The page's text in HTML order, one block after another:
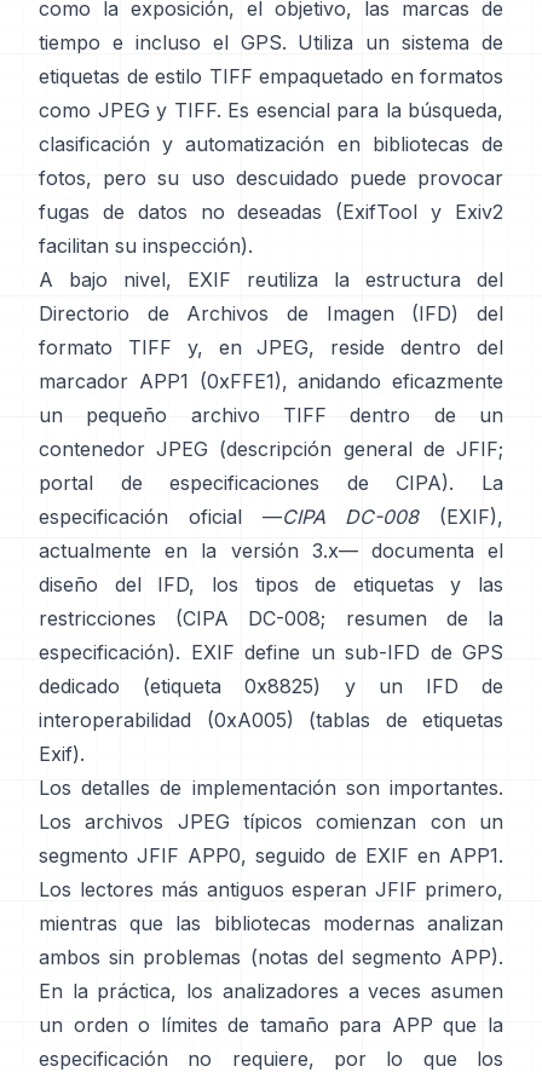
como la exposición, el objetivo, las marcas de
tiempo e incluso el GPS. Utiliza un sistema de
etiquetas de estilo TIFF empaquetado en formatos
como JPEG y TIFF. Es esencial para la búsqueda,
clasificación y automatización en bibliotecas de
fotos, pero su uso descuidado puede provocar
fugas de datos no deseadas (ExifTool y Exiv2
facilitan su inspección).
A bajo nivel, EXIF reutiliza la estructura del
Directorio de Archivos de Imagen (IFD) del
formato TIFF y, en JPEG, reside dentro del
marcador APP1 (0xFFE1), anidando eficazmente
un pequeño archivo TIFF dentro de un
contenedor JPEG (descripción general de JFIF;
portal de especificaciones de CIPA). La
especificación oficial —CIPA DC-008(EXIF),
actualmente en la versión 3.x— documenta el
diseño del IFD, los tipos de etiquetas y las
restricciones (CIPA DC-008; resumen de la
especificación). EXIF define un sub-IFD de GPS
dedicado (etiqueta 0x8825) y un IFD de
interoperabilidad (0xA005) (tablas de etiquetas
Exif).
Los detalles de implementación son importantes.
Los archivos JPEG típicos comienzan con un
segmento JFIF APP0, seguido de EXIF en APP1.
Los lectores más antiguos esperan JFIF primero,
mientras que las bibliotecas modernas analizan
ambos sin problemas (notas del segmento APP).
En la práctica, los analizadores a veces asumen
un orden o límites de tamaño para APP que la
especificación no requiere, por lo que los